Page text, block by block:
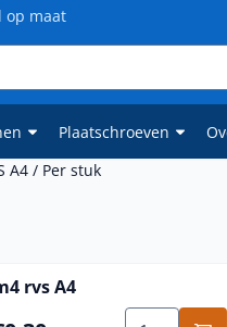
op maat
Plaatschroeven
A4 / Per stuk
rvs A4
rvs A4
Aantal